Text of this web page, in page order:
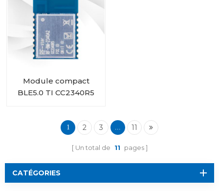
Module compact
BLE5.0 TI CC2340R5
1 2 3 ... 11
Un total de 11 pages
CATÉGORIES